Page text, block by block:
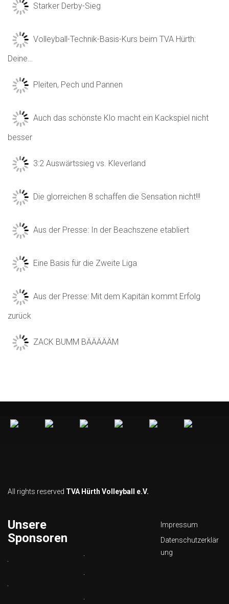
Starker Derby-Sieg
Volleyball-Technik-Basis-Kurs beim TVA Hürth:
Deine…
Pleiten, Pech und Pannen
Auch das schönste Klo macht ein Kackspiel nicht
besser
3:2 Auswärtssieg vs. Kleverland
Die glorreichen 8 schaffen die Sensation nicht!!!
Aus der Presse: In der Beachszene etabliert
Eine Basis für die Zweite Liga
Aus der Presse: Mit dem Kapitän kommt Erfolg
zurück
ZACK BUMM BÄÄÄÄÄM
All rights reserved TVA Hürth Volleyball e.V.
Unsere
Sponsoren
Impressum
Datenschutzerklär
ung